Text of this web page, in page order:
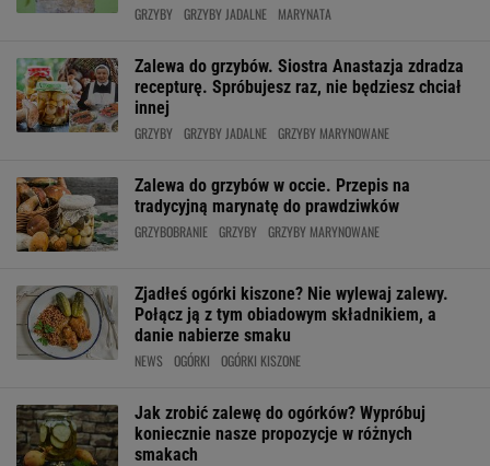
GRZYBY GRZYBY JADALNE MARYNATA
Zalewa do grzybów. Siostra Anastazja zdradza
recepturę. Spróbujesz raz, nie będziesz chciał
innej
GRZYBY GRZYBY JADALNE GRZYBY MARYNOWANE
Zalewa do grzybów w occie. Przepis na
tradycyjną marynatę do prawdziwków
GRZYBOBRANIE GRZYBY GRZYBY MARYNOWANE
Zjadłeś ogórki kiszone? Nie wylewaj zalewy.
Połącz ją z tym obiadowym składnikiem, a
danie nabierze smaku
NEWS OGÓRKI OGÓRKI KISZONE
Jak zrobić zalewę do ogórków? Wypróbuj
koniecznie nasze propozycje w różnych
smakach